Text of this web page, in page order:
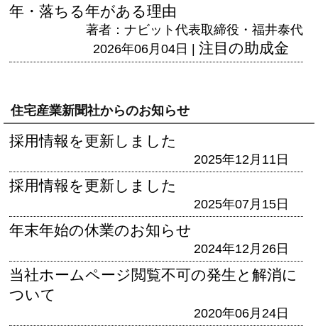
年・落ちる年がある理由
著者：ナビット代表取締役・福井泰代
2026年06月04日 | 注目の助成金
住宅産業新聞社からのお知らせ
採用情報を更新しました
2025年12月11日
採用情報を更新しました
2025年07月15日
年末年始の休業のお知らせ
2024年12月26日
当社ホームページ閲覧不可の発生と解消に
ついて
2020年06月24日